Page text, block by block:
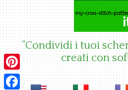
"Condividi i tuoi
creati con
Pinterest